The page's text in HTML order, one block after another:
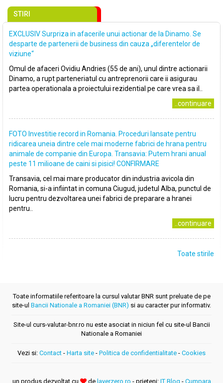
STIRI
EXCLUSIV Surpriza in afacerile unui actionar de la Dinamo. Se
desparte de partenerii de business din cauza „diferentelor de
viziune“
Omul de afaceri Ovidiu Andries (55 de ani), unul dintre actionarii
Dinamo, a rupt parteneriatul cu antreprenorii care ii asigurau
partea operationala a proiectului rezidential pe care vrea sa il..
..continuare
FOTO Investitie record in Romania. Proceduri lansate pentru
ridicarea uneia dintre cele mai moderne fabrici de hrana pentru
animale de companie din Europa. Transavia: Putem hrani anual
peste 11 milioane de caini si pisici! CONFIRMARE
Transavia, cel mai mare producator din industria avicola din
Romania, si-a infiintat in comuna Ciugud, judetul Alba, punctul de
lucru pentru dezvoltarea unei fabrici de preparare a hranei
pentru..
..continuare
Toate stirile
Toate informatiile referitoare la cursul valutar BNR sunt preluate de pe
site-ul Bancii Nationale a Romaniei (BNR) si au caracter pur informativ.
Site-ul curs-valutar-bnr.ro nu este asociat in niciun fel cu site-ul Bancii
Nationale a Romaniei
Vezi si: Contact - Harta site - Politica de confidentialitate - Cookies
un produs dezvoltat cu de layerzero.ro - prieteni: IT Blog - Cumpara